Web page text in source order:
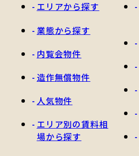
エリアから探す
業態から探す
内覧会物件
造作無償物件
人気物件
エリア別の賃料相
場から探す